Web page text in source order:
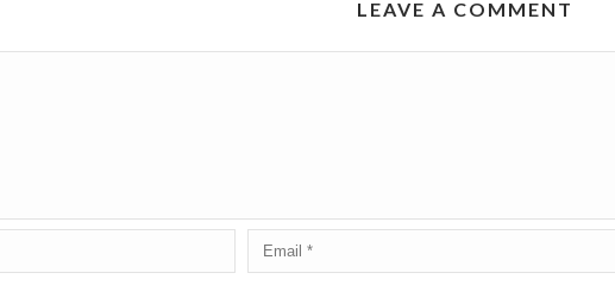
LEAVE A COMMENT